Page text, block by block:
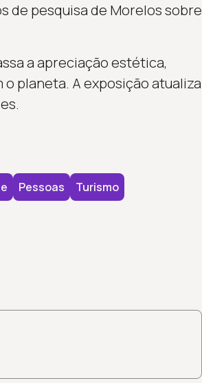
de pesquisa de Morelos sobre
a apreciação estética,
planeta. A exposição atualiza
Pessoas Turismo